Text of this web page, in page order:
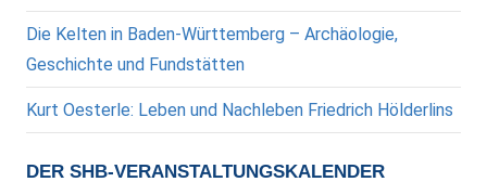
Die Kelten in Baden-Württemberg – Archäologie,
Geschichte und Fundstätten
Kurt Oesterle: Leben und Nachleben Friedrich Hölderlins
DER SHB-VERANSTALTUNGSKALENDER